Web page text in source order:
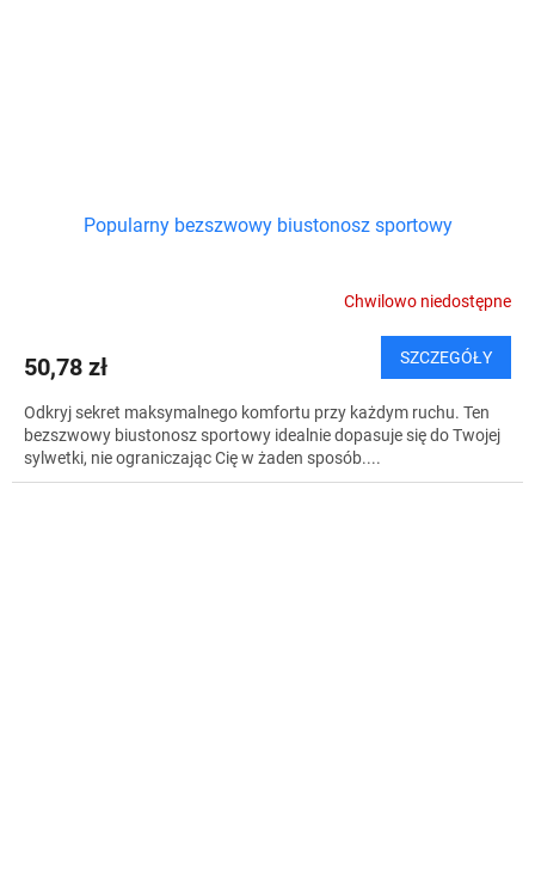
Popularny bezszwowy biustonosz sportowy
Chwilowo niedostępne
50,78 zł SZCZEGÓŁY
Odkryj sekret maksymalnego komfortu przy każdym ruchu. Ten
bezszwowy biustonosz sportowy idealnie dopasuje się do Twojej
sylwetki, nie ograniczając Cię w żaden sposób....